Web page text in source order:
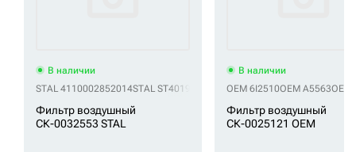
В наличии
STAL 4110002852014STAL ST40197AB STAL ZA3097AB
Фильтр воздушный
СК-0032553 STAL
В наличии
OEM 6I2510OEM A5563OEM
Фильтр воздушный
СК-0025121 OEM